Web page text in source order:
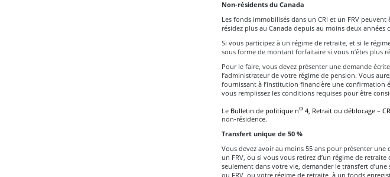
Non-résidents du Canada
Les fonds immobilisés dans un CRI et un FRV
résidez plus au Canada depuis au moins deux années
Si vous participez à un régime de retraite, et si le
sous forme de montant forfaitaire si vous n’êtes plus
Pour le faire, vous devez présenter une demande
l’administrateur de votre régime de pension. Vous
fournissant à l’institution financière une confirmation
vous remplissez les conditions requises pour être
Le Bulletin de politique no 4, Retrait ou déblocage –
non‑résidence.
Transfert unique de 50 %
Vous devez avoir au moins 55 ans pour présenter
un FRV, ou si vous vous retirez d’un régime de
seulement dans votre vie, demander le transfert
ou FRV, ou votre régime de retraite, à un fonds